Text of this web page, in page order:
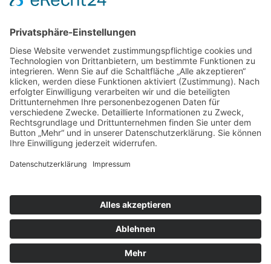
computerladen.de
Mail: computerladen@knahn.de
Phone: 01577 9599992
Links:
Cookie-Einstellungen